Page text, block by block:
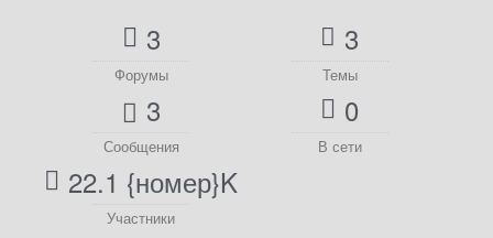
3
Форумы
3
Темы
3
Сообщения
0
В сети
22.1 {номер}K
Участники